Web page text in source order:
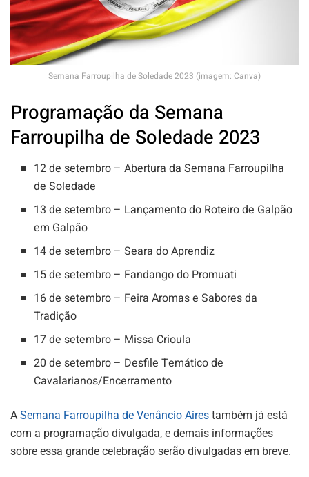
Semana Farroupilha de Soledade 2023 (imagem: Canva)
Programação da Semana
Farroupilha de Soledade 2023
12 de setembro – Abertura da Semana Farroupilha
de Soledade
13 de setembro – Lançamento do Roteiro de Galpão
em Galpão
14 de setembro – Seara do Aprendiz
15 de setembro – Fandango do Promuati
16 de setembro – Feira Aromas e Sabores da
Tradição
17 de setembro – Missa Crioula
20 de setembro – Desfile Temático de
Cavalarianos/Encerramento
A Semana Farroupilha de Venâncio Aires também já está
com a programação divulgada, e demais informações
sobre essa grande celebração serão divulgadas em breve.